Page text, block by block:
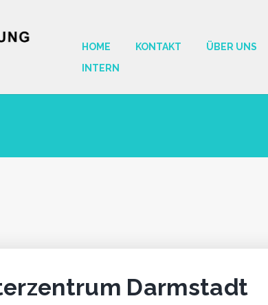
HOME KONTAKT ÜBER UNS
INTERN
Darmstadt